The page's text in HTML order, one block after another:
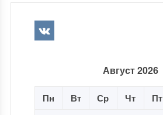
Август 2026
Пн Вт Ср Чт Пт